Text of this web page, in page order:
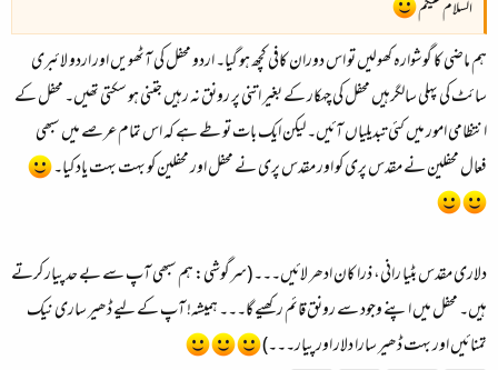
السلام علیکم
ہم ماضی کا گوشوارہ کھولیں تو اس دوران کافی کچھ ہو گیا۔ اردو محفل کی آٹھویں اور اردو لائبری
سائٹ کی پہلی سالگرہیں محفل کی چہکار کے بغیر اتنی پر رونق نہ رہیں جتنی ہو سکتی تھیں۔ محفل کے
انتظامی امور میں کئی تبدیلیاں آئیں۔ لیکن ایک بات تو طے ہے کہ اس تمام عرصے میں سبھی
فعال محفلین نے مقدس پری کو اور مقدس پری نے محفل اور محفلین کو بہت بہت یاد کیا۔
دلاری مقدس بٹیا رانی، ذرا کان ادھر لائیں۔۔۔ (سرگوشی: ہم سبھی آپ سے بے حد پیار کرتے
ہیں۔ محفل میں اپنے وجود سے رونق قائم رکھیے گا۔۔۔ ہمیشہ! آپ کے لیے ڈھیر ساری نیک
تمنائیں اور بہت ڈھیر سارا دلار اور پیار۔۔۔)